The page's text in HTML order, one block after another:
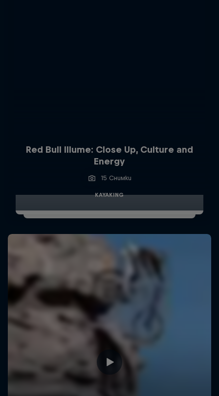
Red Bull Illume: Close Up, Culture and
Energy
15 Снимки
KAYAKING